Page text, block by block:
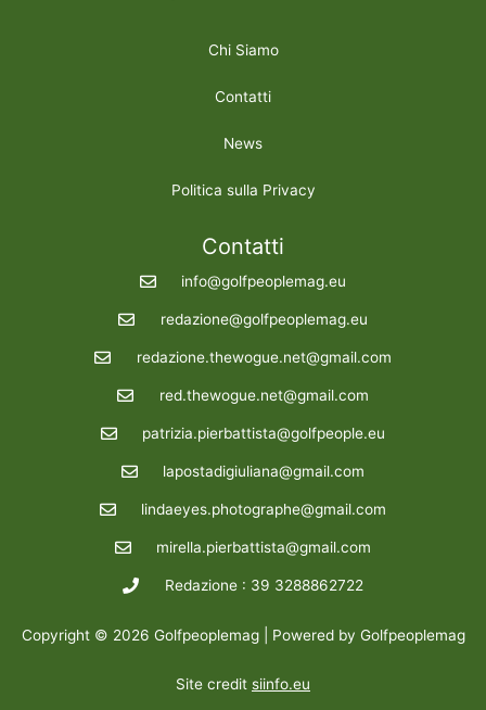
Chi Siamo
Contatti
News
Politica sulla Privacy
Contatti
info@golfpeoplemag.eu
redazione@golfpeoplemag.eu
redazione.thewogue.net@gmail.com
red.thewogue.net@gmail.com
patrizia.pierbattista@golfpeople.eu
lapostadigiuliana@gmail.com
lindaeyes.photographe@gmail.com
mirella.pierbattista@gmail.com
Redazione : 39 3288862722
Copyright © 2026 Golfpeoplemag | Powered by Golfpeoplemag
Site credit siinfo.eu